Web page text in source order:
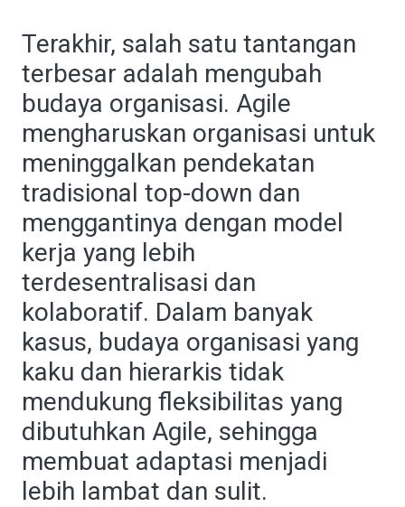
Terakhir, salah satu tantangan
terbesar adalah mengubah
budaya organisasi. Agile
mengharuskan organisasi untuk
meninggalkan pendekatan
tradisional top-down dan
menggantinya dengan model
kerja yang lebih
terdesentralisasi dan
kolaboratif. Dalam banyak
kasus, budaya organisasi yang
kaku dan hierarkis tidak
mendukung fleksibilitas yang
dibutuhkan Agile, sehingga
membuat adaptasi menjadi
lebih lambat dan sulit.